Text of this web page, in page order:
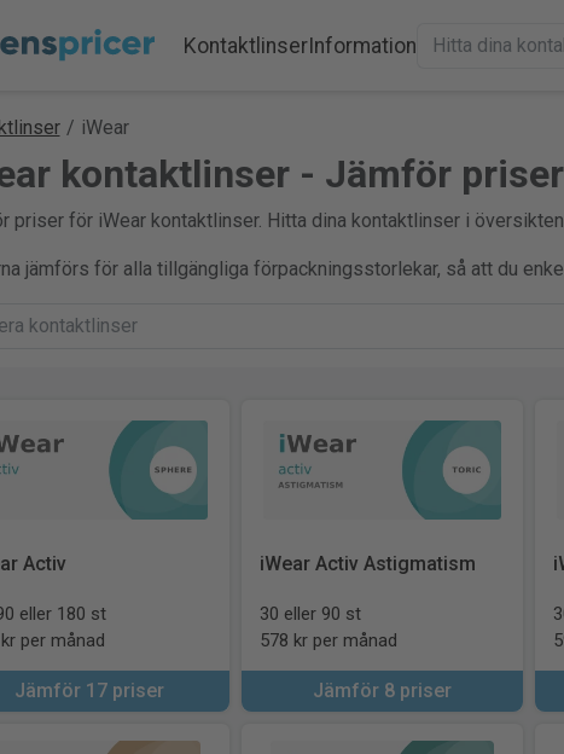
KontaktlinserInformation
/ iWear
kontaktlinser - Jämför priser
priser för iWear kontaktlinser. Hitta dina kontaktlinser i
jämförs för alla tillgängliga förpackningsstorlekar, så att du
Activ
eller 180 st
per månad
Jämför 17 priser
iWear Activ Astigmatism
30 eller 90 st
578 kr per månad
Jämför 8 priser